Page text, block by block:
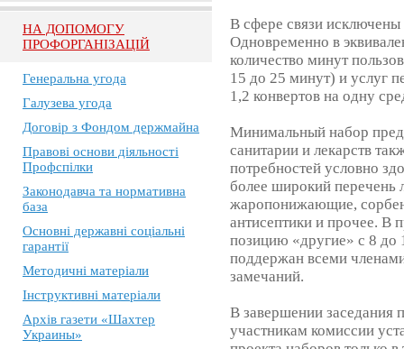
НА ДОПОМОГУ
ПРОФОРГАНІЗАЦІЙ
Генеральна угода
Галузева угода
Договір з Фондом держмайна
Правові основи діяльності
Профспілки
Законодавча та нормативна
база
Основні державні соціальні
гарантії
Методичні матеріали
Інструктивні матеріали
Архів газети «Шахтер
Украины»
В сфере связи исключены
Одновременно в
количество минут
15 до 25 минут) и услуг
1,2 конвертов на одну
Минимальный набор
санитарии и лекарств
потребностей условно
более широкий перечень
жаропонижающие,
антисептики и прочее. В
позицию «другие» с 8 до
поддержан всеми
замечаний.
В завершении заседания
участникам комиссии